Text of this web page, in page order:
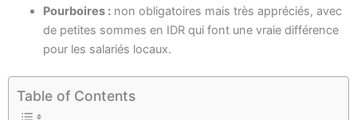
Pourboires :non obligatoires mais très appréciés, avec
de petites sommes en IDR qui font une vraie différence
pour les salariés locaux.
Table of Contents